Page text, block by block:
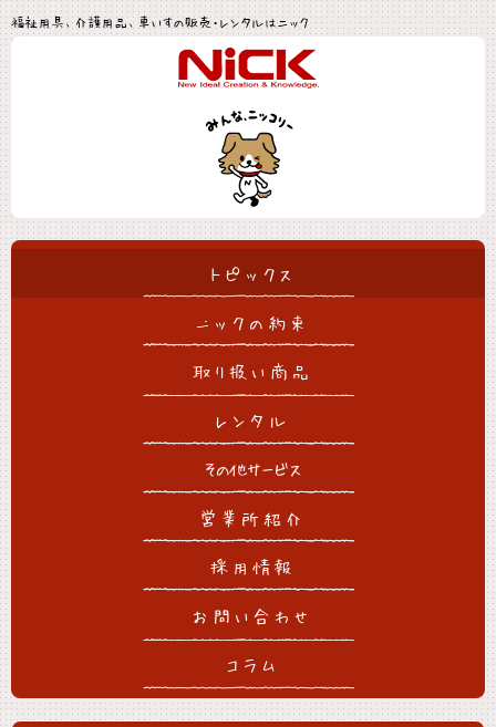
福祉用具、介護用品、車いすの販売・レンタルはニック
トピックス
ニックの約束
取り扱い商品
レンタル
その他サービス
営業所紹介
採用情報
お問い合わせ
コラム